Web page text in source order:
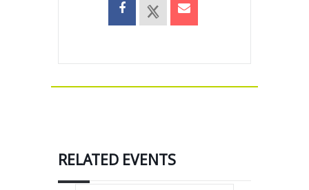
RELATED EVENTS